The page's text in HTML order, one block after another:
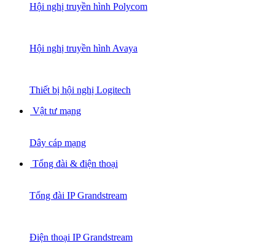
Hội nghị truyền hình Polycom
Hội nghị truyền hình Avaya
Thiết bị hội nghị Logitech
Vật tư mạng
Dây cáp mạng
Tổng đài & điện thoại
Tổng đài IP Grandstream
Điện thoại IP Grandstream